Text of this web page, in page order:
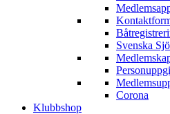
Svenska Sjö
Corona
Klubbshop